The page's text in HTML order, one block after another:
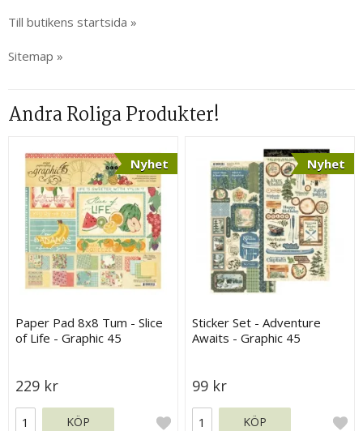
Till butikens startsida »
Sitemap »
Andra Roliga Produkter!
Nyhet
Paper Pad 8x8 Tum - Slice
of Life - Graphic 45
229 kr
KÖP
Nyhet
Sticker Set - Adventure
Awaits - Graphic 45
99 kr
KÖP